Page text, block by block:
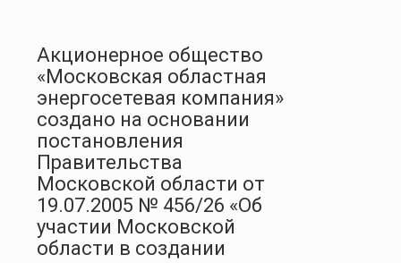
Акционерное общество
«Московская областная
энергосетевая компания»
создано на основании
постановления
Правительства
Московской области от
19.07.2005 № 456/26 «Об
участии Московской
области в создании